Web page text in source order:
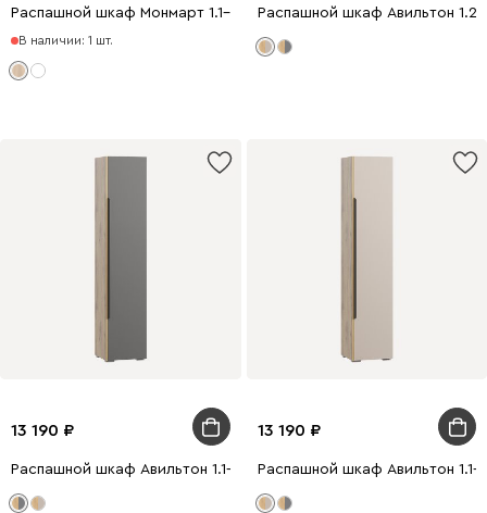
Распашной шкаф Монмарт 1.1-60x200 Дуб Сонома
В наличии: 1 шт.
Распашной шкаф Авильтон
13 190
Распашной шкаф Авильтон 1.1-43x205 Графитовый
13 190
Распашной шкаф Авильтон 1.1-